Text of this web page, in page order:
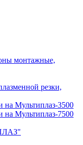
монтажные,
резки,
на Мультиплаз-3500
на Мультиплаз-7500